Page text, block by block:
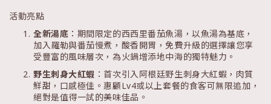
活動亮點
全新湯底 ：期間限定的西西里番茄魚湯，以魚湯為基底，
加入羅勒與番茄慢煮，酸香開胃，免費升級的選擇讓您享
受豐富的風味層次，為火鍋增添地中海的獨特魅力。
野生刺身大紅蝦 ：首次引入阿根廷野生刺身大紅蝦，肉質
鮮甜，口感極佳。惠顧Lv4或以上套餐的食客可無限追加，
絕對是值得一試的美味佳品。